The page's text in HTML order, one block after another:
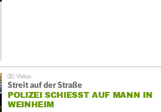
Streit auf der Straße
POLIZEI SCHIESST AUF MANN IN W
EINHEIM